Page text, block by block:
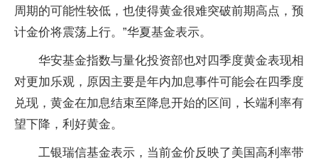
周期的可能性较低，也使得黄金很难突破前期高点，预
计金价将震荡上行。”华夏基金表示。
华安基金指数与量化投资部也对四季度黄金表现相
对更加乐观，原因主要是年内加息事件可能会在四季度
兑现，黄金在加息结束至降息开始的区间，长端利率有
望下降，利好黄金。
工银瑞信基金表示，当前金价反映了美国高利率带